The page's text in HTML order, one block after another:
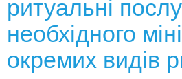
ритуальні
необхідного
окремих видів